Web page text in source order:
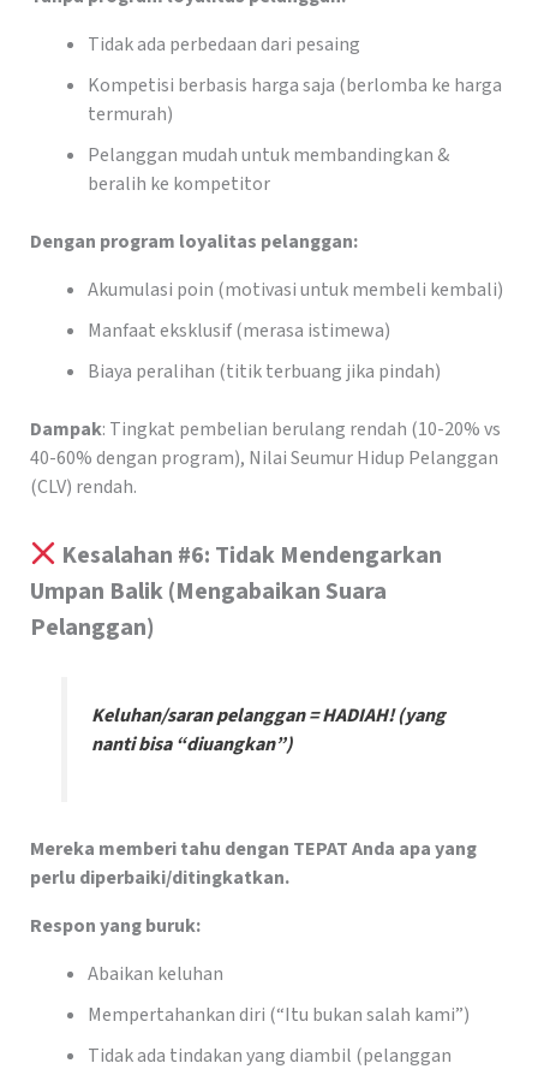
Tidak ada perbedaan dari pesaing
Kompetisi berbasis harga saja (berlomba ke harga
termurah)
Pelanggan mudah untuk membandingkan &
beralih ke kompetitor
Dengan program loyalitas pelanggan:
Akumulasi poin (motivasi untuk membeli kembali)
Manfaat eksklusif (merasa istimewa)
Biaya peralihan (titik terbuang jika pindah)
Dampak: Tingkat pembelian berulang rendah (10-20% vs
40-60% dengan program), Nilai Seumur Hidup Pelanggan
(CLV) rendah.
Kesalahan #6: Tidak Mendengarkan
Umpan Balik (Mengabaikan Suara
Pelanggan)
Keluhan/saran pelanggan = HADIAH! (yang
nanti bisa “diuangkan”)
Mereka memberi tahu dengan TEPAT Anda apa yang
perlu diperbaiki/ditingkatkan.
Respon yang buruk:
Abaikan keluhan
Mempertahankan diri (“Itu bukan salah kami”)
Tidak ada tindakan yang diambil (pelanggan